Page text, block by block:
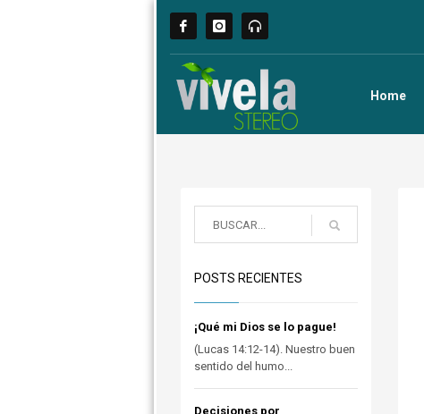
Home
POSTS RECIENTES
¡Qué mi Dios se lo pague!
(Lucas 14:12-14). Nuestro buen
sentido del humo...
Decisiones por